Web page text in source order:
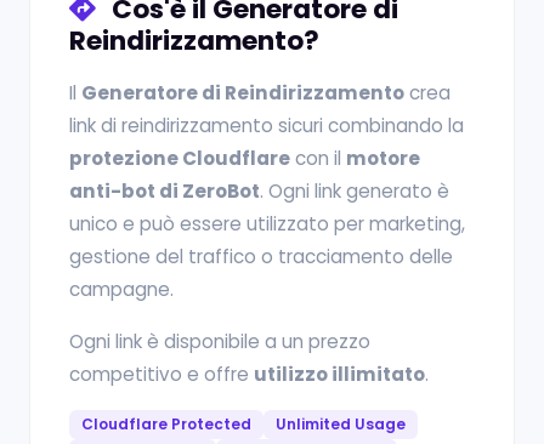
Cos'è il Generatore di
Reindirizzamento?
Il Generatore di Reindirizzamentocrea
link di reindirizzamento sicuri combinando la
protezione Cloudflarecon il motore
anti-bot di ZeroBot. Ogni link generato è
unico e può essere utilizzato per marketing,
gestione del traffico o tracciamento delle
campagne.
Ogni link è disponibile a un prezzo
competitivo e offre utilizzo illimitato.
Cloudflare Protected
Unlimited Usage